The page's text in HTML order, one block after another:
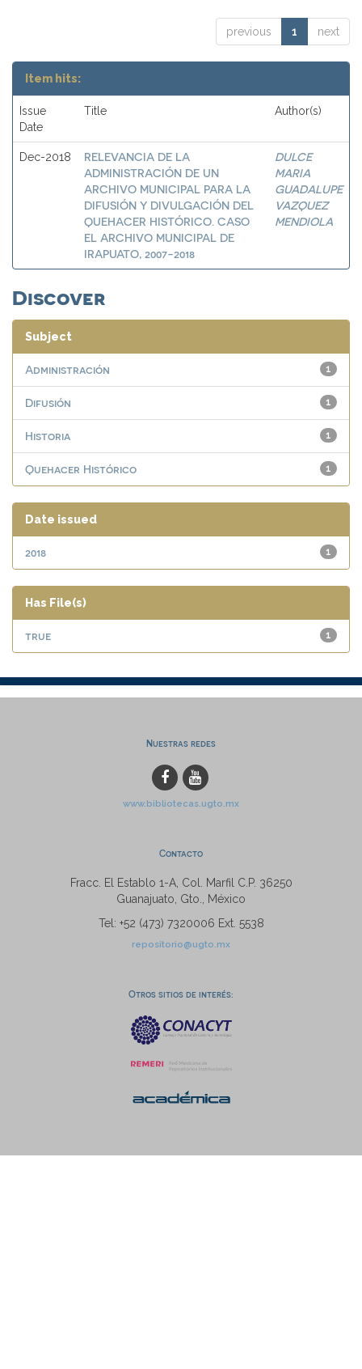
previous 1 next
Item hits:
Issue
Date
Title Author(s)
Dec-2018
RELEVANCIA DE LA
ADMINISTRACIÓN DE UN
ARCHIVO MUNICIPAL PARA LA
DIFUSIÓN Y DIVULGACIÓN DEL
QUEHACER HISTÓRICO. CASO
EL ARCHIVO MUNICIPAL DE
IRAPUATO, 2007-2018
DULCE
MARIA
GUADALUPE
VAZQUEZ
MENDIOLA
Discover
Subject
1
Administración
1
Difusión
1
Historia
1
Quehacer Histórico
Date issued
1
2018
Has File(s)
1
true
Nuestras redes
www.bibliotecas.ugto.mx
Contacto
Fracc. El Establo 1-A, Col. Marfil C.P. 36250
Guanajuato, Gto., México
Tel: +52 (473) 7320006 Ext. 5538
repositorio@ugto.mx
Otros sitios de interés: